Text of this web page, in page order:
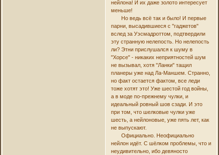
нейлона! И их даже золото интересует
меньше!
Но ведь всё так и было! И первые
парни, высадившиеся с "гаджетов"
вслед за Уэсмадроттом, подтвердили
эту странную нелепость. Но нелепость
ли? Этни прислушался к шуму в
"Хорсе" - никаких неприятностей шум
не вызывал, хотя "Ланки" тащил
планеры уже над Ла-Маншем. Странно,
но факт остается фактом, все леди
тоже хотят это! Уже шестой год войны,
а в моде по-прежнему чулки, и
идеальный ровный шов сзади. И это
при том, что шелковые чулки уже
шесть, а нейлоновые, уже пять лет, как
не выпускают.
Официально. Неофициально
нейлон идёт. С шёлком проблемы, что и
неудивительно, ибо девяносто